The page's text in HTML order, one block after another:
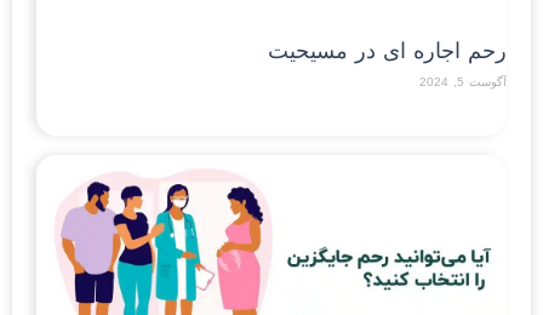
رحم اجاره ای در مسیحیت
آگوست 5, 2024